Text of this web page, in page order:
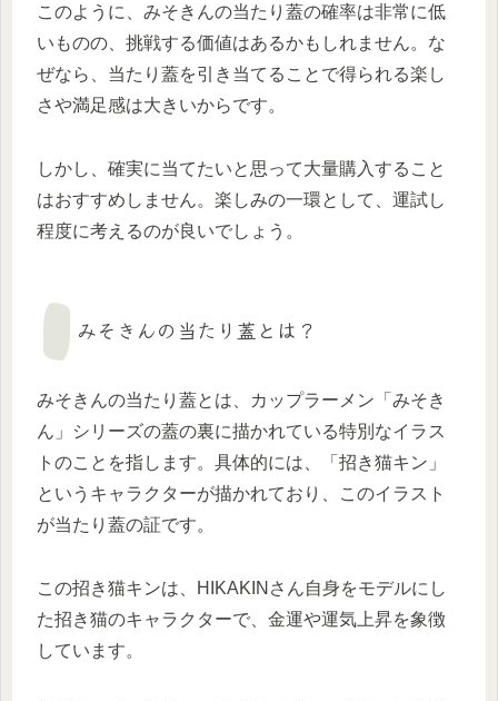
このように、みそきんの当たり蓋の確率は非常に低
いものの、挑戦する価値はあるかもしれません。な
ぜなら、当たり蓋を引き当てることで得られる楽し
さや満足感は大きいからです。
しかし、確実に当てたいと思って大量購入すること
はおすすめしません。楽しみの一環として、運試し
程度に考えるのが良いでしょう。
みそきんの当たり蓋とは？
みそきんの当たり蓋とは、カップラーメン「みそき
ん」シリーズの蓋の裏に描かれている特別なイラス
トのことを指します。具体的には、「招き猫キン」
というキャラクターが描かれており、このイラスト
が当たり蓋の証です。
この招き猫キンは、HIKAKINさん自身をモデルにし
た招き猫のキャラクターで、金運や運気上昇を象徴
しています。